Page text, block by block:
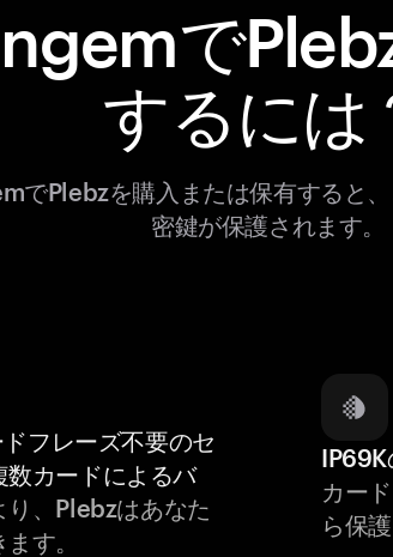
で
するには
でPlebzを購入または保有すると
密鍵が保護されます。
フレーズ不要のセ
数カードによるバ
り、Plebzはあなた
す。
IP69K
カー
ら保